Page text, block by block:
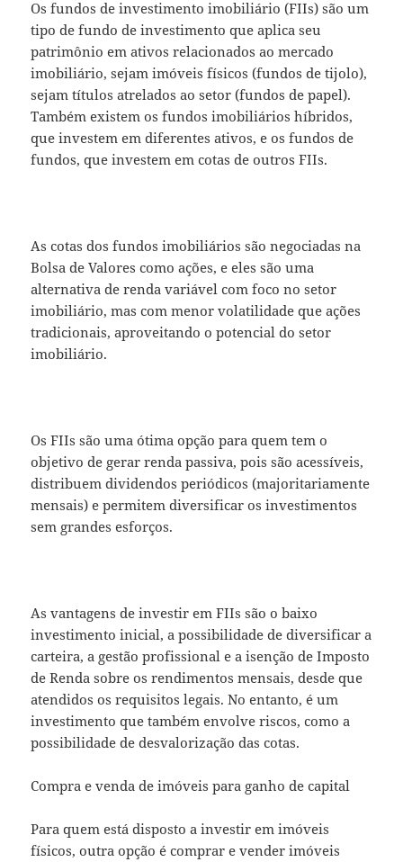
Os fundos de investimento imobiliário (FIIs) são um
tipo de fundo de investimento que aplica seu
patrimônio em ativos relacionados ao mercado
imobiliário, sejam imóveis físicos (fundos de tijolo),
sejam títulos atrelados ao setor (fundos de papel).
Também existem os fundos imobiliários híbridos,
que investem em diferentes ativos, e os fundos de
fundos, que investem em cotas de outros FIIs.
As cotas dos fundos imobiliários são negociadas na
Bolsa de Valores como ações, e eles são uma
alternativa de renda variável com foco no setor
imobiliário, mas com menor volatilidade que ações
tradicionais, aproveitando o potencial do setor
imobiliário.
Os FIIs são uma ótima opção para quem tem o
objetivo de gerar renda passiva, pois são acessíveis,
distribuem dividendos periódicos (majoritariamente
mensais) e permitem diversificar os investimentos
sem grandes esforços.
As vantagens de investir em FIIs são o baixo
investimento inicial, a possibilidade de diversificar a
carteira, a gestão profissional e a isenção de Imposto
de Renda sobre os rendimentos mensais, desde que
atendidos os requisitos legais. No entanto, é um
investimento que também envolve riscos, como a
possibilidade de desvalorização das cotas.
Compra e venda de imóveis para ganho de capital
Para quem está disposto a investir em imóveis
físicos, outra opção é comprar e vender imóveis